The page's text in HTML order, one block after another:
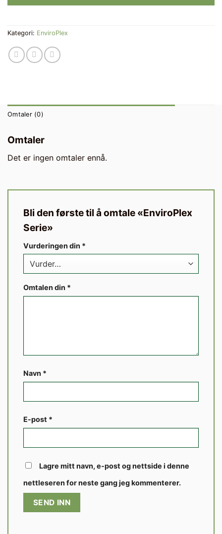
Kategori: EnviroPlex
Omtaler (0)
Omtaler
Det er ingen omtaler ennå.
Bli den første til å omtale «EnviroPlex
Serie»
Vurderingen din *
Omtalen din *
Navn *
E-post *
Lagre mitt navn, e-post og nettside i denne
nettleseren for neste gang jeg kommenterer.